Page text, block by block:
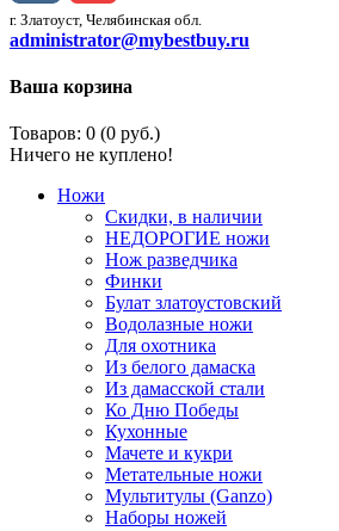
г. Златоуст, Челябинская обл.
administrator@mybestbuy.ru
Ваша корзина
Товаров: 0 (0 руб.)
Ничего не куплено!
Ножи
Скидки, в наличии
НЕДОРОГИЕ ножи
Нож разведчика
Финки
Булат златоустовский
Водолазные ножи
Для охотника
Из белого дамаска
Из дамасской стали
Ко Дню Победы
Кухонные
Мачете и кукри
Метательные ножи
Мультитулы (Ganzo)
Наборы ножей